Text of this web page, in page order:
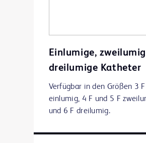
Einlumige,
dreilumige Katheter
Verfügbar in den Größen 3
einlumig, 4 F und 5 F
und 6 F dreilumig.